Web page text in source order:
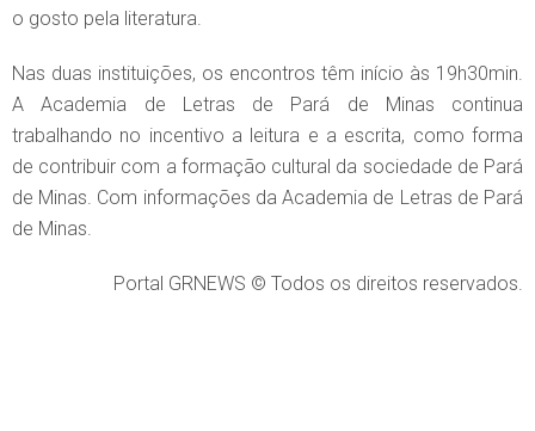
o gosto pela literatura.
Nas duas instituições, os encontros têm início às 19h30min.
A Academia de Letras de Pará de Minas continua
trabalhando no incentivo a leitura e a escrita, como forma
de contribuir com a formação cultural da sociedade de Pará
de Minas. Com informações da Academia de Letras de Pará
de Minas.
Portal GRNEWS © Todos os direitos reservados.